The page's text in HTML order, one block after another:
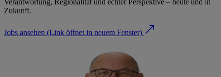
Zukunft.
Jobs ansehen (Link öffnet in neuem Fenster)